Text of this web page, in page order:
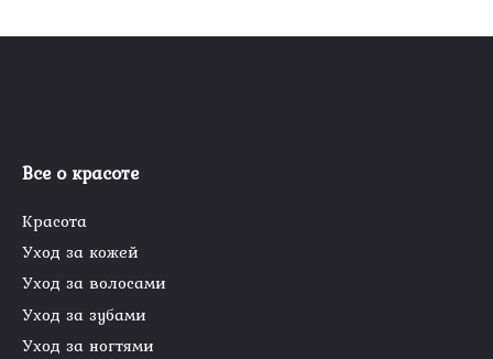
Все о красоте
Красота
Уход за кожей
Уход за волосами
Уход за зубами
Уход за ногтями